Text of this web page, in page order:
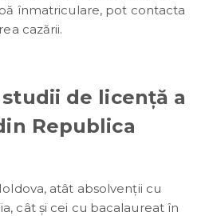
înmatriculare, pot contacta
cazării.
de licenţă a
Republica
atât absolvenții cu
cât și cei cu bacalaureat în